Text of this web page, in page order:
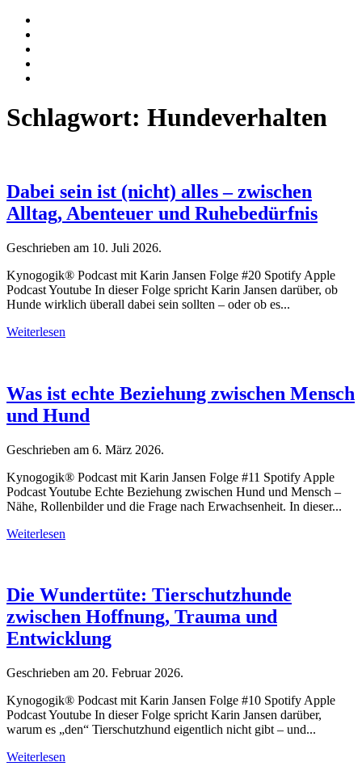
Schlagwort: Hundeverhalten
Dabei sein ist (nicht) alles – zwischen
Alltag, Abenteuer und Ruhebedürfnis
Geschrieben am 10. Juli 2026.
Kynogogik® Podcast mit Karin Jansen Folge #20 Spotify Apple
Podcast Youtube In dieser Folge spricht Karin Jansen darüber, ob
Hunde wirklich überall dabei sein sollten – oder ob es...
Weiterlesen
Was ist echte Beziehung zwischen Mensch
und Hund
Geschrieben am 6. März 2026.
Kynogogik® Podcast mit Karin Jansen Folge #11 Spotify Apple
Podcast Youtube Echte Beziehung zwischen Hund und Mensch –
Nähe, Rollenbilder und die Frage nach Erwachsenheit. In dieser...
Weiterlesen
Die Wundertüte: Tierschutzhunde
zwischen Hoffnung, Trauma und
Entwicklung
Geschrieben am 20. Februar 2026.
Kynogogik® Podcast mit Karin Jansen Folge #10 Spotify Apple
Podcast Youtube In dieser Folge spricht Karin Jansen darüber,
warum es „den“ Tierschutzhund eigentlich nicht gibt – und...
Weiterlesen